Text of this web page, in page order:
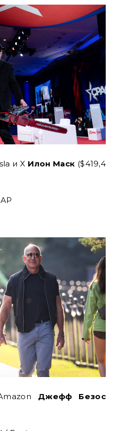
и X Илон Маск ($419,4
Джефф Безос